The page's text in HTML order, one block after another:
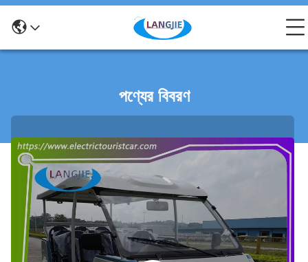
পণ্যের বিবরণ